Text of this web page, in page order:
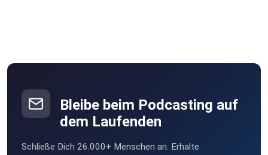
Bleibe beim Podcasting auf
dem Laufenden
Schließe Dich 26.000+ Menschen an. Erhalte